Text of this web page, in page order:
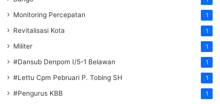
Monitoring Percepatan 1
Revitalisasi Kota 1
Militer 1
#Dansub Denpom I/5-1 Belawan 1
#Lettu Cpm Pebruari P. Tobing SH 1
#Pengurus KBB 1